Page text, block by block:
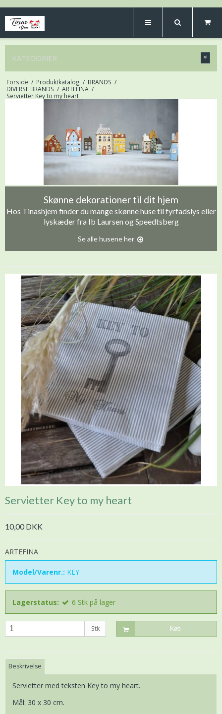
KATEGORIER
Forside / Produktkatalog / BRANDS /
DIVERSE BRANDS / ARTEFINA /
Servietter Key to my heart
Skønne dekorationer til dit hjem
Hos Tinashjem finder du mange skønne huse til fyrfadslys eller
lyskæder fra Ib Laursen og Speedtsberg
Se alle husene her
Servietter Key to my heart
10,00 DKK
ARTEFINA
Model/Varenr.: KEY
Lagerstatus: 6 Stk på lager
Stk Køb
Beskrivelse
Servietter med teksten Key to my heart.
Mål: 30 x 30 cm.